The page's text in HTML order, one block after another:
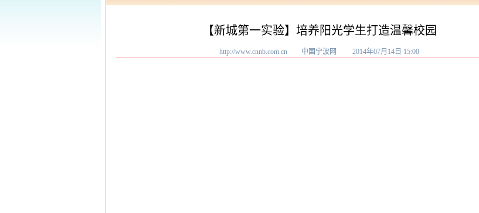
【新城第一实验】培养阳光学生打造温馨校园
http://www.cnnb.com.cn 中国宁波网 2014年07月14日 15:00